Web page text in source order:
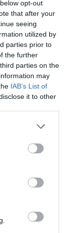
opt-out
that after your
seeing
utilized by
parties prior to
the further
parties on the
may
IAB’s List of
it to other
more Google
may click to
party tags to
below Google
σωματείο της
Σίμο